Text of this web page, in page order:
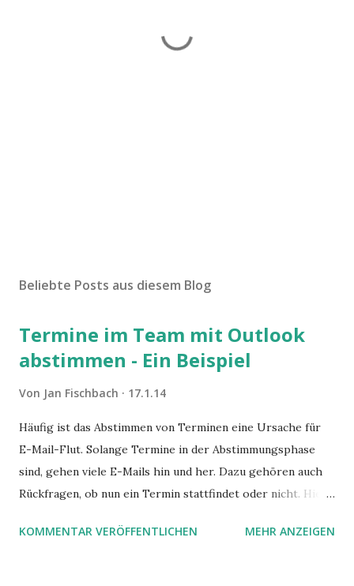
Beliebte Posts aus diesem Blog
Termine im Team mit Outlook
abstimmen - Ein Beispiel
Von Jan Fischbach 17.1.14
Häufig ist das Abstimmen von Terminen eine Ursache für
E-Mail-Flut. Solange Termine in der Abstimmungsphase
sind, gehen viele E-Mails hin und her. Dazu gehören auch
Rückfragen, ob nun ein Termin stattfindet oder nicht. Hier
Hilfe von Outlook.
KOMMENTAR VERÖFFENTLICHEN MEHR ANZEIGEN